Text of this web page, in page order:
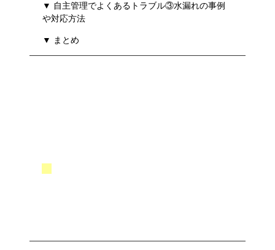
▼ 自主管理でよくあるトラブル③水漏れの事例
や対応方法
▼ まとめ